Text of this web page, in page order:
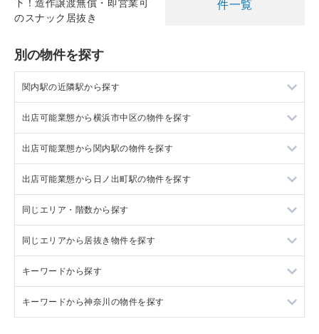
下！造作譲渡無償・即営業可
のスナック居抜き
件一覧
別の物件を探す
関内駅の近隣駅から探す
石川町駅の店舗物件・貸店舗・テナント一覧
桜木町駅の店舗物件・貸店舗・テナント一覧
伊勢佐木長者町駅の店舗物件・貸店舗・テナント一覧
山手駅の店舗物件・貸店舗・テナント一覧
出店可能業態から横浜市中区の物件を探す
横浜市中区の美容室・理容室を出店可能な店舗物件・貸店舗・
一覧
横浜市中区の医療・歯科・クリニックを出店可能な店舗物件・
貸店舗・テナント一覧
横浜市中区の物販・小売を出店可能な店舗物件・貸店舗・テナ
出店可能業態から関内駅の物件を探す
関内駅の美容室・理容室を出店可能な店舗物件・貸店舗・テナ
舗・テナント一覧
関内駅の物販・小売を出店可能な店舗物件・貸店舗・テナント
出店可能業態から日ノ出町駅の物件を探す
日ノ出町駅の美容室・理容室を出店可能な店舗物件・貸店舗・
一覧
日ノ出町駅の医療・歯科・クリニックを出店可能な店舗物件・
貸店舗・テナント一覧
同じエリア・階数から探す
横浜市の1階の店舗物件・貸店舗・テナント一覧
横浜市中区の1階の店舗物件・貸店舗・テナント一覧
関内駅の1階の店舗物件・貸店舗・テナント一覧
同じエリアから居抜き物件を探す
横浜市の居抜き店舗物件・貸店舗・テナント一覧
関内駅の居抜き店舗物件・貸店舗・テナント一覧
キーワードから探す
都市ガスの店舗物件・貸店舗・テナント一覧
キーワードから神奈川の物件を探す